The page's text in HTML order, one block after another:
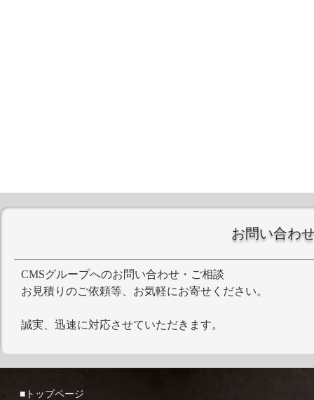
お問い合わ
CMSグループへのお問い合わせ・ご相談
お見積りのご依頼等、お気軽にお寄せください。
誠実、迅速に対応させていただきます。
■トップページ